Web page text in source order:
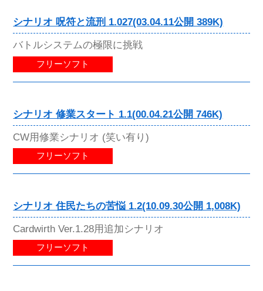
シナリオ 呪符と流刑 1.027(03.04.11公開 389K)
バトルシステムの極限に挑戦
フリーソフト
シナリオ 修業スタート 1.1(00.04.21公開 746K)
CW用修業シナリオ (笑い有り)
フリーソフト
シナリオ 住民たちの苦悩 1.2(10.09.30公開 1,008K)
Cardwirth Ver.1.28用追加シナリオ
フリーソフト